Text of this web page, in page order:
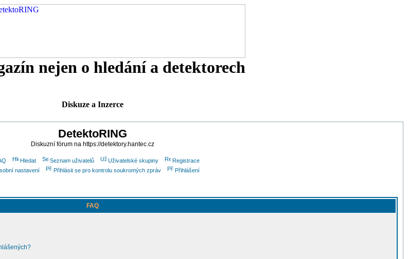
nejen o hledání a detektorech
Diskuze a Inzerce
DetektoRING
Diskuzní fórum na https://detektory.hantec.cz
Hledat Seznam uživatelů Uživatelské skupiny
Registrace
nastavení
Přihlásit se pro kontrolu soukromých zpráv Přihlášení
FAQ